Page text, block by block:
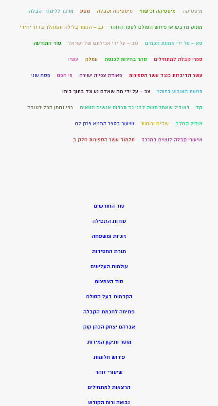
מיסטיקה מיסטיקה וכישוף מיסטיקה וקבלה מסע מרכז ללימודי קבלה
מתוק מדבש או פירוש הסולם לספר הזוהר נב – הנעור בלילה והמהלך בדרך יחידי
סא – על ידי אמונת חכמים סב – על ידי אכילתם של ישראל סוד התודעה
ספרי קבלה למתחילים סקר בחירות לכנסת עמלק עשיו
עשר הדיברות כנגד עשר הספירות פאודה צפייה ישירה פי חכם פסח שני
פרשת השבוע בזוהר צב – על ידי מה שאדם נע ונד בתוך ביתו
קד – בשביל שאמר משה לבני גד תרבות אנשים חטאים רבי נחמן הכל לטובה
שביל החלב שדים ורוחות שיעור בספר התניא פרק לח
שיעורי קבלה לנשים במרכז תלמוד עשר הספירות חלק ב
סוד החודשים
סודות התפילה
זוגיות ומשפחה
תורת החסידות
עולמות העליונים
סוד הצמצום
הקדמות בעל הסולם
פתיחה לחכמת הקבלה
אברהם יצחק הכהן קוק
מוסר ותיקון המידות
פירוש חלומות
שיעורי זוהר
הרצאות למתחילים
נבואה ורוח הקודש